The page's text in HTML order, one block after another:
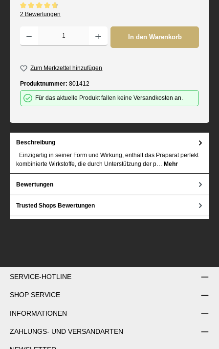
Durchschnittliche Bewertung von 4.75 von 5 Sternen
2 Bewertungen
Produkt Anzahl: Gib den gewünschten Wert ein oder benutze die Schaltflächen um
In den Warenkorb
Zum Merkzettel hinzufügen
Produktnummer: 801412
Für das aktuelle Produkt fallen keine Versandkosten an.
Beschreibung
Einzigartig in seiner Form und Wirkung, enthält das Präparat perfekt
kombinierte Wirkstoffe, die durch Unterstützung der p… Mehr
Bewertungen
Trusted Shops Bewertungen
SERVICE-HOTLINE
SHOP SERVICE
INFORMATIONEN
ZAHLUNGS- UND VERSANDARTEN